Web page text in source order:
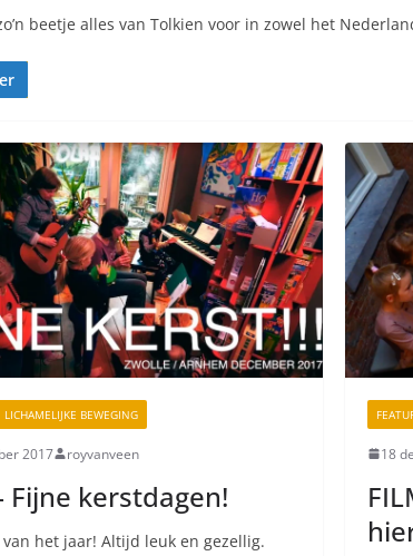
beetje alles van Tolkien voor in zowel het
LICHAMELIJKE BEWEGING
2017 royvanveen
Fijne kerstdagen!
van het jaar! Altijd leuk en gezellig.
18